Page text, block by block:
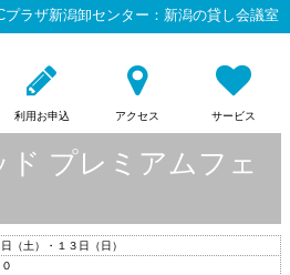
プラザ新潟卸センター：新潟の貸し会議室
利用お申込 アクセス サービス
ド プレミアムフェ
（土）・１３日（日）
０